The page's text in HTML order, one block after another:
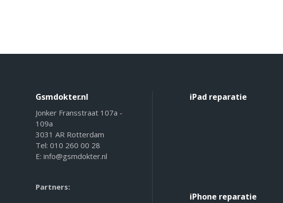
Gsmdokter.nl
Jonker Fransstraat 107a -
109a
3031 AR Rotterdam
Tel: 010 260 00 28
E: info@gsmdokter.nl
Partners:
iPad reparatie
iPhone reparatie